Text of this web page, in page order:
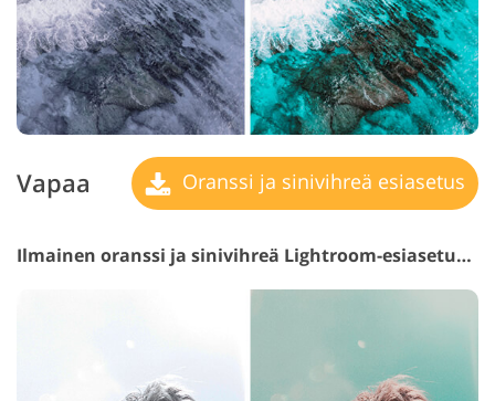
Vapaa Oranssi ja sinivihreä esiasetus
Ilmainen oranssi ja sinivihreä Lightroom-esiasetus #29 "Haze"